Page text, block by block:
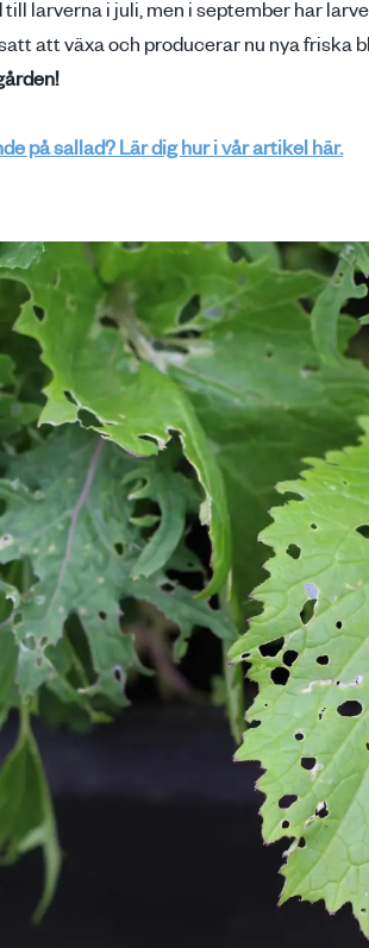
larverna i juli, men i september har
att växa och producerar nu nya friska
på sallad? Lär dig hur i vår artikel här.